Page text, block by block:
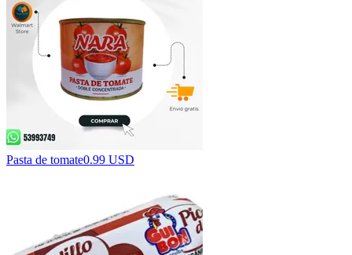
Pasta de tomate0.99 USD